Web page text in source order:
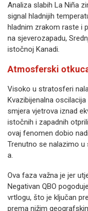
Analiza slabih La Niña
signal hladnijih
hladnim zrakom raste i
na sjeverozapadu,
istočnoj Kanadi.
Atmosferski
Visoko u stratosferi
Kvazibijenalna
smjera vjetrova iznad
istočnih i zapadnih
ovaj fenomen dobio
Trenutno se nalazimo
a.
Ova faza važna je jer
Negativan QBO
vrtlogu, što je ključan
prema nižim